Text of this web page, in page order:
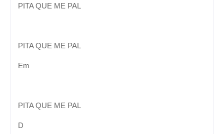
PITA QUE ME PAL
PITA QUE ME PAL
Em
PITA QUE ME PAL
D